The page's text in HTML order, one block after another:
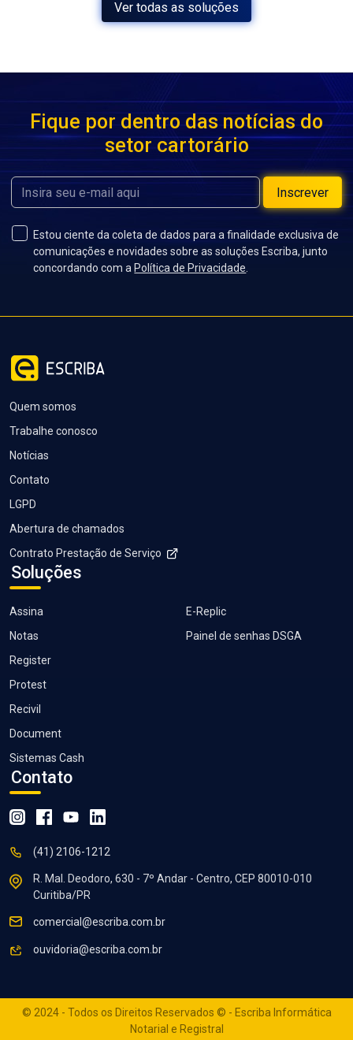
Ver todas as soluções
Fique por dentro das notícias do
setor cartorário
Inscrever
Estou ciente da coleta de dados para a finalidade exclusiva de
comunicações e novidades sobre as soluções Escriba, junto
concordando com a Política de Privacidade.
Quem somos
Trabalhe conosco
Notícias
Contato
LGPD
Abertura de chamados
Contrato Prestação de Serviço
Soluções
Assina
Notas
Register
Protest
Recivil
Document
Sistemas Cash
E-Replic
Painel de senhas DSGA
Contato
instagramfacebook
youtube
(41) 2106-1212
R. Mal. Deodoro, 630 - 7º Andar - Centro, CEP 80010-010
Curitiba/PR
comercial@escriba.com.br
ouvidoria@escriba.com.br
© 2024 - Todos os Direitos Reservados © - Escriba Informática
Notarial e Registral